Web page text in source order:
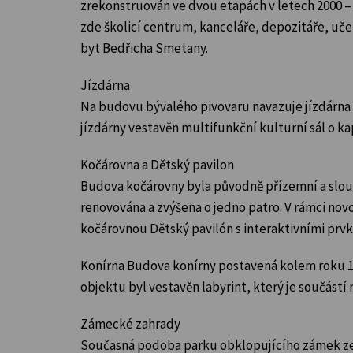
zrekonstruován ve dvou etapách v letech 2000
zde školicí centrum, kanceláře, depozitáře,
byt Bedřicha Smetany.
Jízdárna
Na budovu bývalého pivovaru navazuje
jízdárny vestavěn multifunkční kulturní sál o
Kočárovna a Dětský pavilon
Budova kočárovny byla původně přízemní a
renovována a zvýšena o jedno patro. V rámci
kočárovnou Dětský pavilón s interaktivními
Konírna Budova konírny postavená kolem roku
objektu byl vestavěn labyrint, který je součástí
Zámecké zahrady
Současná podoba parku obklopujícího zámek